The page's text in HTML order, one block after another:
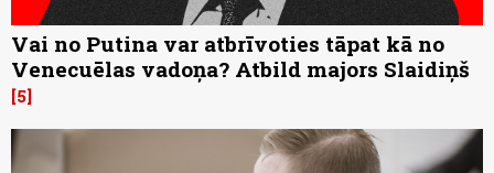
Vai no Putina var atbrīvoties tāpat kā no
Venecuēlas vadoņa? Atbild majors Slaidiņš
5